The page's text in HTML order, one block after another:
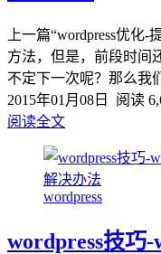
上一篇“wordpress优化
方法，但是，前段时间
不定下一次呢？那么我
2015年01月08日
阅读
阅读全文
wordpress
wordpress技巧